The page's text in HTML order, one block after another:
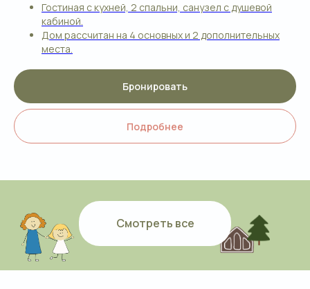
Гостиная с кухней, 2 спальни, санузел с душевой
кабиной.
Дом рассчитан на 4 основных и 2 дополнительных
места.
Бронировать
Подробнее
Смотреть все
Проведите день на настоящей ферме:
пообщайтесь с обитателями, покормите
животных и сделайте фотографии на память.
После экскурсии продолжите отдых на
территории — прогуляйтесь по экотропам,
остановитесь у больших качелей, посетите
верёвочный парк и другие локации комплекса.
Всё самое важное о жизни
События